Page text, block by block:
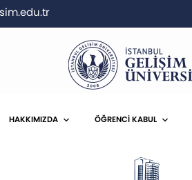
HAKKIMIZDA ÖĞRENCİ KABUL